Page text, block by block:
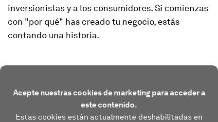
inversionistas y a los consumidores. Si comienzas
con "por qué" has creado tu negocio, estás
contando una historia.
Acepte nuestras cookies de marketing para acceder a
este contenido.
Estas cookies están actualmente deshabilitadas en